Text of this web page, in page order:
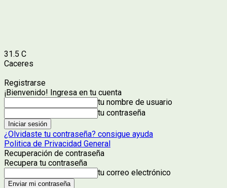
31.5 C
Caceres
Registrarse
¡Bienvenido! Ingresa en tu cuenta
tu nombre de usuario
tu contraseña
¿Olvidaste tu contraseña? consigue ayuda
Politica de Privacidad General
Recuperación de contraseña
Recupera tu contraseña
tu correo electrónico